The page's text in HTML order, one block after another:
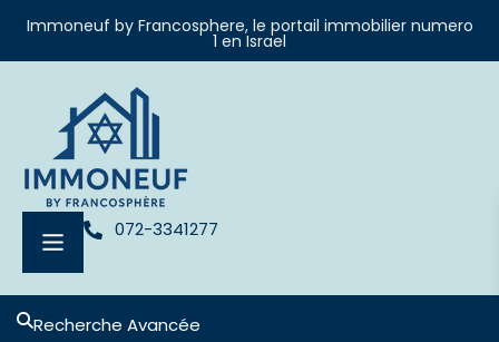
Immoneuf by Francosphere, le portail immobilier numero
1 en Israel
072-3341277
Recherche Avancée